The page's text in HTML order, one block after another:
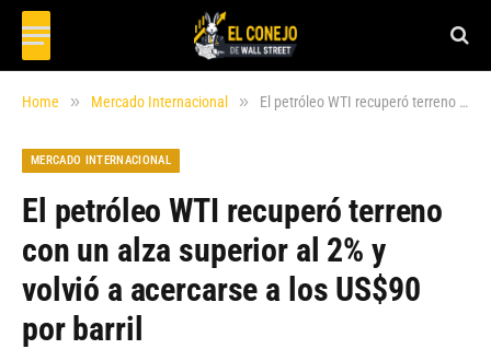
Home » Mercado Internacional » El petróleo WTI recuperó terreno con un alza superior al 2% y volvió a acercarse a los US$90 por barril
MERCADO INTERNACIONAL
El petróleo WTI recuperó terreno
con un alza superior al 2% y
volvió a acercarse a los US$90
por barril